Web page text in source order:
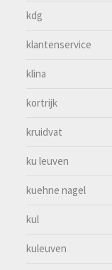
kdg
klantenservice
klina
kortrijk
kruidvat
ku leuven
kuehne nagel
kul
kuleuven